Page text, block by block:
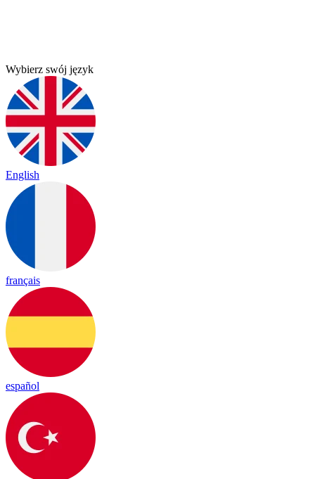
Wybierz swój język
English
français
español